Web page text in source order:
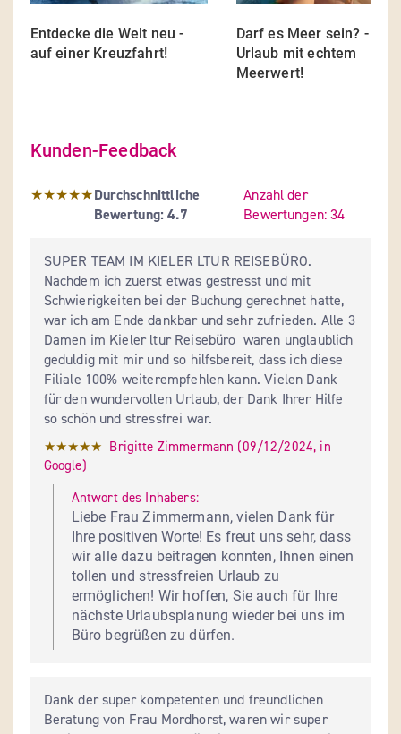
Entdecke die Welt neu -
auf einer Kreuzfahrt!
Darf es Meer sein? - Dein
Urlaub mit echtem
Meerwert!
Kunden-Feedback
★★★★★Durchschnittliche Bewertung: 4.7 Sterne
Durchschnittliche
Bewertung: 4.7
Anzahl der
Bewertungen: 34
SUPER TEAM IM KIELER LTUR REISEBÜRO.
Nachdem ich zuerst etwas gestresst und mit
Schwierigkeiten bei der Buchung gerechnet hatte,
war ich am Ende dankbar und sehr zufrieden. Alle 3
Damen im Kieler ltur Reisebüro  waren unglaublich
geduldig mit mir und so hilfsbereit, dass ich diese
Filiale 100% weiterempfehlen kann. Vielen Dank
für den wundervollen Urlaub, der Dank Ihrer Hilfe
so schön und stressfrei war.
★★★★★ Brigitte Zimmermann (09/12/2024, in
Google)
Antwort des Inhabers:
Liebe Frau Zimmermann, vielen Dank für
Ihre positiven Worte! Es freut uns sehr, dass
wir alle dazu beitragen konnten, Ihnen einen
tollen und stressfreien Urlaub zu
ermöglichen! Wir hoffen, Sie auch für Ihre
nächste Urlaubsplanung wieder bei uns im
Büro begrüßen zu dürfen.
Dank der super kompetenten und freundlichen
Beratung von Frau Mordhorst, waren wir super